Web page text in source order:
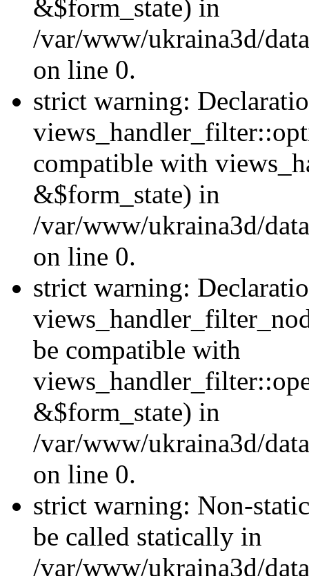
&$form_state) in
/var/www/ukraina3d/
on line 0.
strict warning:
compatible with
&$form_state) in
/var/www/ukraina3d/
on line 0.
strict warning:
be compatible with
&$form_state) in
/var/www/ukraina3d/
on line 0.
strict warning: Non-
be called statically in
/var/www/ukraina3d/